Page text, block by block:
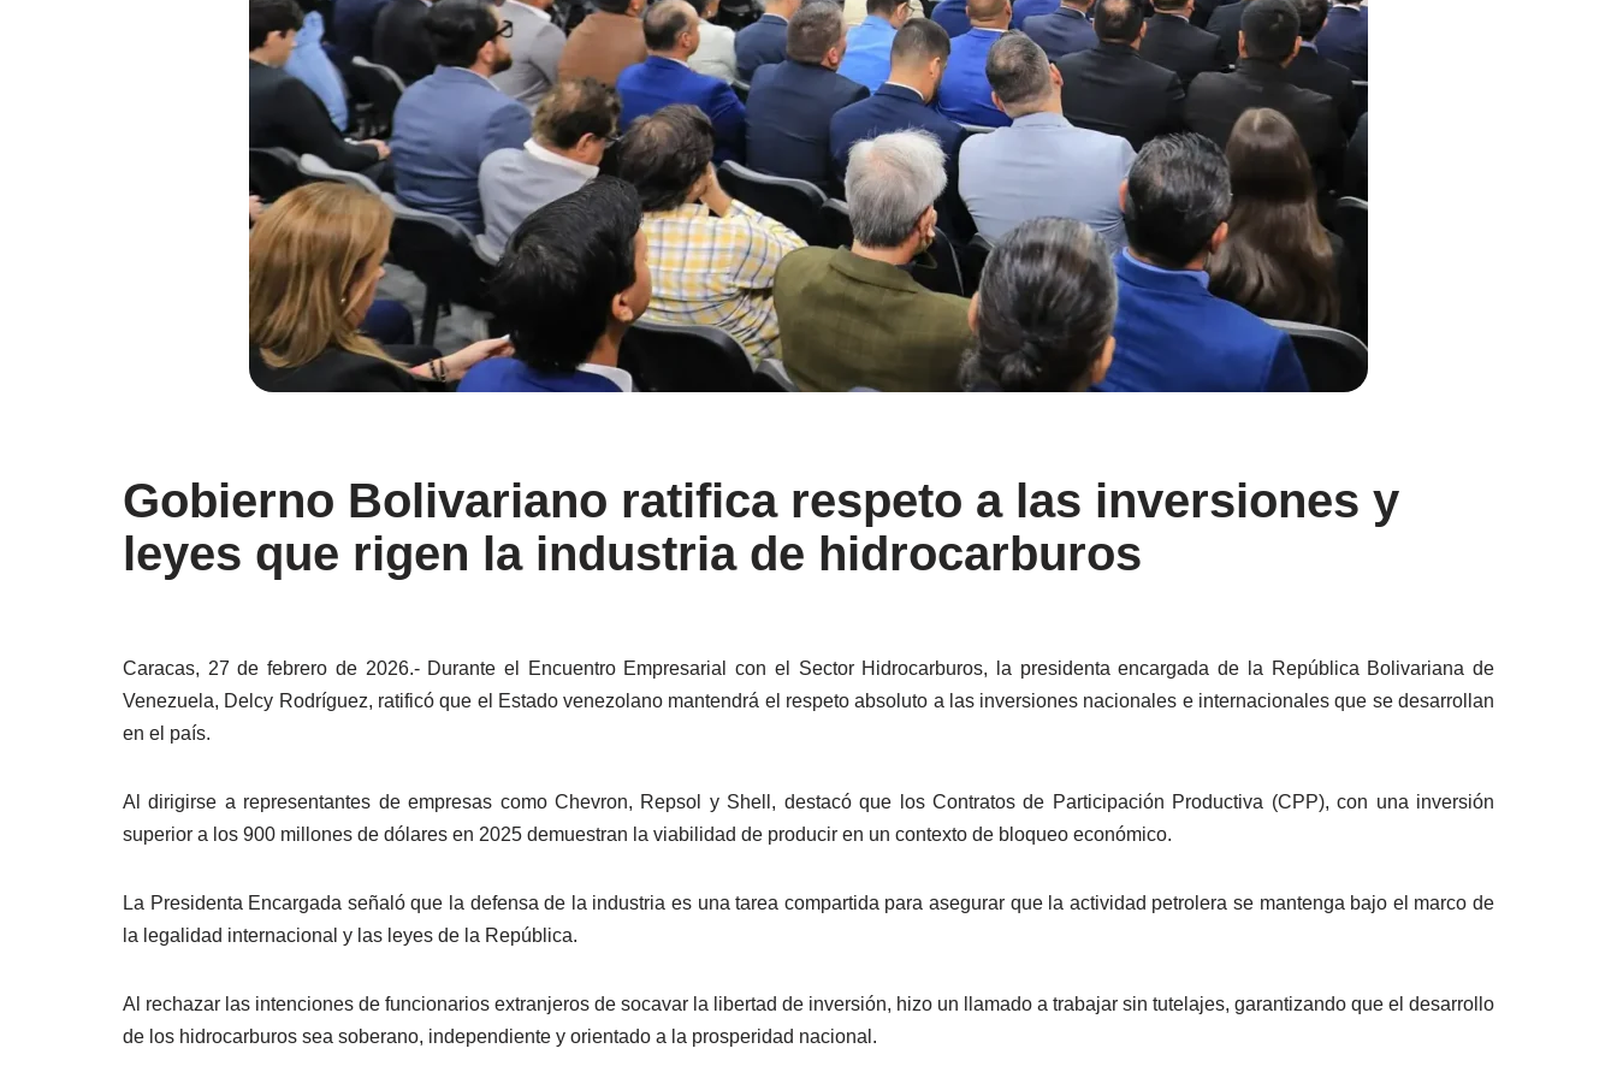
Gobierno Bolivariano ratifica respeto a las inversiones y
leyes que rigen la industria de hidrocarburos
Caracas, 27 de febrero de 2026.- Durante el Encuentro Empresarial con el Sector Hidrocarburos, la presidenta encargada de la República Bolivariana de
Venezuela, Delcy Rodríguez, ratificó que el Estado venezolano mantendrá el respeto absoluto a las inversiones nacionales e internacionales que se desarrollan
en el país.
Al dirigirse a representantes de empresas como Chevron, Repsol y Shell, destacó que los Contratos de Participación Productiva (CPP), con una inversión
superior a los 900 millones de dólares en 2025 demuestran la viabilidad de producir en un contexto de bloqueo económico.
La Presidenta Encargada señaló que la defensa de la industria es una tarea compartida para asegurar que la actividad petrolera se mantenga bajo el marco de
la legalidad internacional y las leyes de la República.
Al rechazar las intenciones de funcionarios extranjeros de socavar la libertad de inversión, hizo un llamado a trabajar sin tutelajes, garantizando que el desarrollo
de los hidrocarburos sea soberano, independiente y orientado a la prosperidad nacional.